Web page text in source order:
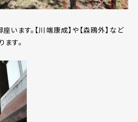
います。【川端康成】や【森鴎外】など
す。